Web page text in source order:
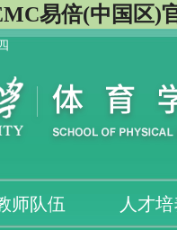
易倍(中国区)
师队伍 人才